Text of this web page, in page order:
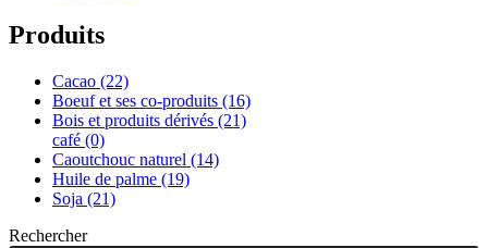
Produits
Cacao (22)
Boeuf et ses co-produits (16)
Bois et produits dérivés (21)
café (0)
Caoutchouc naturel (14)
Huile de palme (19)
Soja (21)
Rechercher